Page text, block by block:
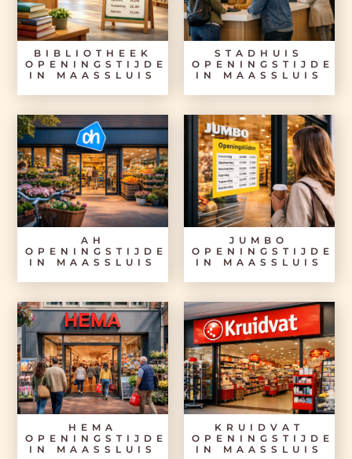
BIBLIOTHEEK
OPENINGSTIJDEN
IN MAASSLUIS
STADHUIS
OPENINGSTIJDEN
IN MAASSLUIS
AH
OPENINGSTIJDEN
IN MAASSLUIS
JUMBO
OPENINGSTIJDEN
IN MAASSLUIS
HEMA
OPENINGSTIJDEN
IN MAASSLUIS
KRUIDVAT
OPENINGSTIJDEN
IN MAASSLUIS